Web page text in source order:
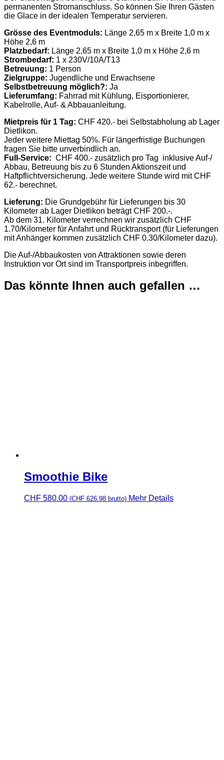
permanenten Stromanschluss. So können Sie Ihren Gästen
die Glace in der idealen Temperatur servieren.
Grösse des Eventmoduls: Länge 2,65 m x Breite 1,0 m x
Höhe 2,6 m
Platzbedarf: Länge 2,65 m x Breite 1,0 m x Höhe 2,6 m
Strombedarf: 1 x 230V/10A/T13
Betreuung: 1 Person
Zielgruppe: Jugendliche und Erwachsene
Selbstbetreuung möglich?: Ja
Lieferumfang: Fahrrad mit Kühlung, Eisportionierer,
Kabelrolle, Auf- & Abbauanleitung.
Mietpreis für 1 Tag: CHF 420.- bei Selbstabholung ab Lager
Dietlikon.
Jeder weitere Miettag 50%. Für längerfristige Buchungen
fragen Sie bitte unverbindlich an.
Full-Service: CHF 400.- zusätzlich pro Tag inklusive Auf-/
Abbau, Betreuung bis zu 6 Stunden Aktionszeit und
Haftpflichtversicherung. Jede weitere Stunde wird mit CHF
62.- berechnet.
Lieferung: Die Grundgebühr für Lieferungen bis 30
Kilometer ab Lager Dietlikon beträgt CHF 200.-.
Ab dem 31. Kilometer verrechnen wir zusätzlich CHF
1.70/Kilometer für Anfahrt und Rücktransport (für Lieferungen
mit Anhänger kommen zusätzlich CHF 0.30/Kilometer dazu).
Die Auf-/Abbaukosten von Attraktionen sowie deren
Instruktion vor Ort sind im Transportpreis inbegriffen.
Das könnte Ihnen auch gefallen …
Smoothie Bike
CHF 580.00 (CHF 626.98 brutto) Mehr Details